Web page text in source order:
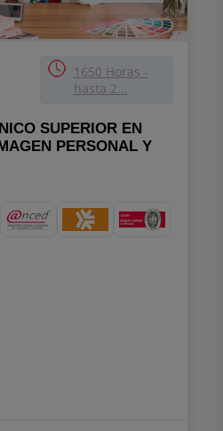
1650 Horas -
hasta 2...
SUPERIOR EN
PERSONAL Y